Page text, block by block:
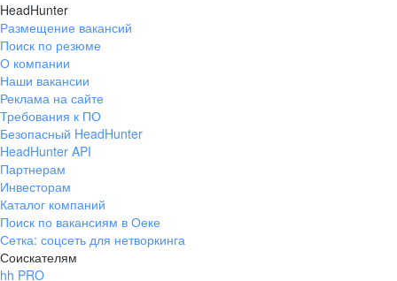
HeadHunter
Размещение вакансий
Поиск по резюме
О компании
Наши вакансии
Реклама на сайте
Требования к ПО
Безопасный HeadHunter
HeadHunter API
Партнерам
Инвесторам
Каталог компаний
Поиск по вакансиям в Оеке
Сетка: соцсеть для нетворкинга
Соискателям
hh PRO